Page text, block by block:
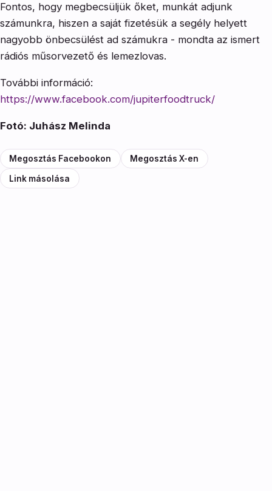
Fontos, hogy megbecsüljük őket, munkát adjunk
számunkra, hiszen a saját fizetésük a segély helyett
nagyobb önbecsülést ad számukra - mondta az ismert
rádiós műsorvezető és lemezlovas.
További információ:
https://www.facebook.com/jupiterfoodtruck/
Fotó: Juhász Melinda
Megosztás Facebookon Megosztás X-en
Link másolása